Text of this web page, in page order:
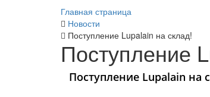
Главная страница
Новости
Поступление Lupalain на склад!
Поступление
Поступление Lupalain на